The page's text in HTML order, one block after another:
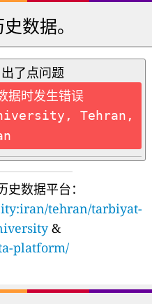
数据。
了点问题
据时发生错误
Tehran,
数据平台：
tehran/tarbiyat-
&
platform/